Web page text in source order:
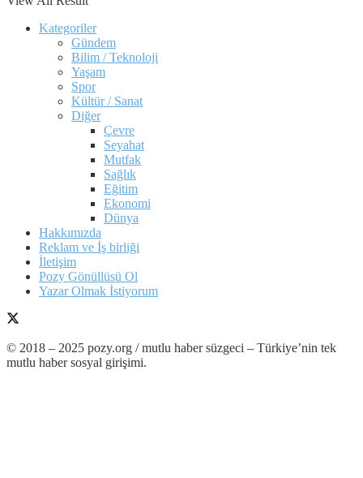
Kategoriler
Gündem
Bilim / Teknoloji
Yaşam
Spor
Kültür / Sanat
Diğer
Çevre
Seyahat
Mutfak
Sağlık
Eğitim
Ekonomi
Dünya
Hakkımızda
Reklam ve İş birliği
İletişim
Pozy Gönüllüsü Ol
Yazar Olmak İstiyorum
© 2018 – 2025 pozy.org / mutlu haber süzgeci – Türkiye’nin tek
mutlu haber sosyal girişimi.